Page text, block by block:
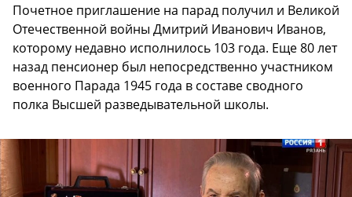
Почетное приглашение на парад получил и Великой
Отечественной войны Дмитрий Иванович Иванов,
которому недавно исполнилось 103 года. Еще 80 лет
назад пенсионер был непосредственно участником
военного Парада 1945 года в составе сводного
полка Высшей разведывательной школы.